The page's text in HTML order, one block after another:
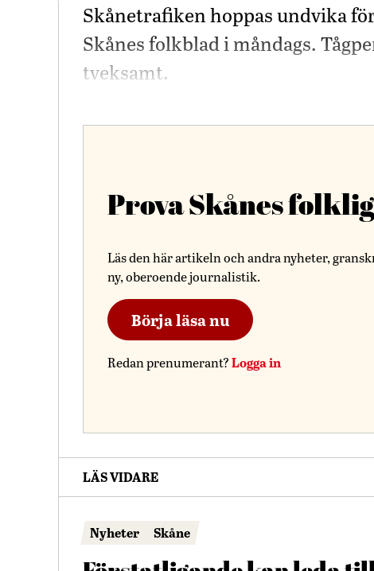
Skånetrafiken hoppas undvika
Skånes folkblad i måndags.
tveksamt.
Prova Skånes
Läs den här artikeln och andra nyheter,
ny, oberoende journalistik.
Börja läsa nu
Redan prenumerant?Logga in
LÄS VIDARE
Nyheter Skåne